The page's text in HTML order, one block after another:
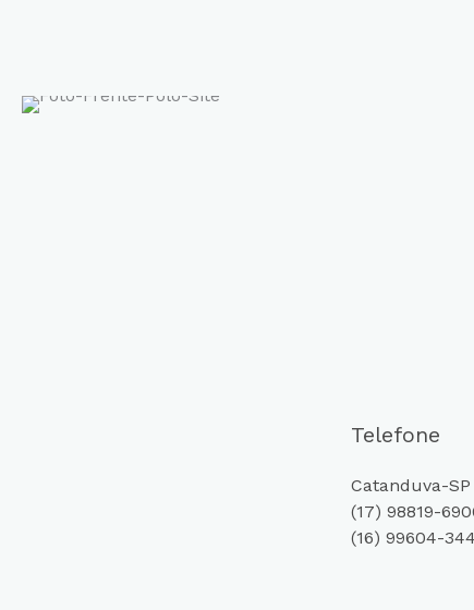
Telefone
Catanduva-SP
(17) 98819-
(16) 99604-